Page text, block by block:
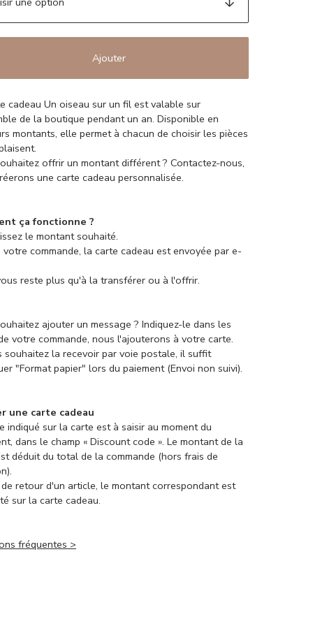
Ajouter
cadeau Un oiseau sur un fil est valable sur
de la boutique pendant un an. Disponible en
montants, elle permet à chacun de choisir les pièces
offrir un montant différent ? Contactez-nous,
une carte cadeau personnalisée.
ça fonctionne ?
le montant souhaité.
votre commande, la carte cadeau est envoyée par e-
reste plus qu'à la transférer ou à l'offrir.
ajouter un message ? Indiquez-le dans les
votre commande, nous l'ajouterons à votre carte.
souhaitez la recevoir par voie postale, il suffit
"Format papier" lors du paiement (Envoi non suivi).
une carte cadeau
indiqué sur la carte est à saisir au moment du
dans le champ « Discount code ». Le montant de la
déduit du total de la commande (hors frais de
de retour d'un article, le montant correspondant est
sur la carte cadeau.
fréquentes >